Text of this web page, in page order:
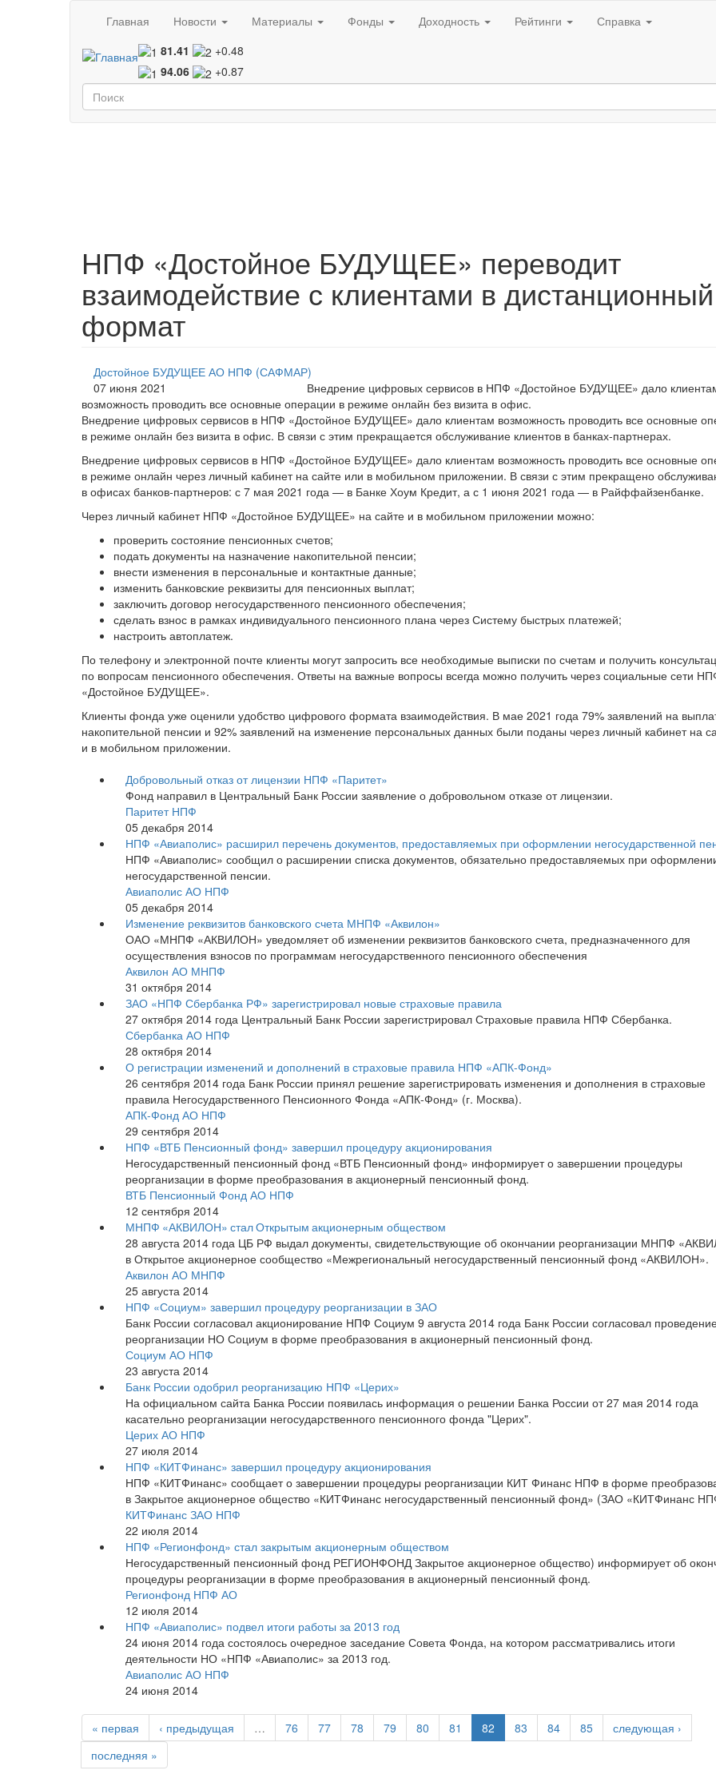
Главная
Новости Материалы Фонды Доходность Рейтинги
Справка
81.41
+0.48
94.06
+0.87
Форма поиска
Поиск
НПФ «Достойное БУДУЩЕЕ» переводит
взаимодействие с клиентами в дистанционный
формат
Достойное БУДУЩЕЕ АО НПФ (САФМАР)
07 июня 2021
Внедрение цифровых сервисов в НПФ «Достойное БУДУЩЕЕ» дало
возможность проводить все основные операции в режиме онлайн без визита в офис.
Внедрение цифровых сервисов в НПФ «Достойное БУДУЩЕЕ» дало клиентам возможность проводить все основные
в режиме онлайн без визита в офис. В связи с этим прекращается обслуживание клиентов в банках-партнерах.
Внедрение цифровых сервисов в НПФ «Достойное БУДУЩЕЕ» дало клиентам возможность проводить все основные
в режиме онлайн через личный кабинет на сайте или в мобильном приложении. В связи с этим прекращено
в офисах банков-партнеров: с 7 мая 2021 года — в Банке Хоум Кредит, а с 1 июня 2021 года — в Райффайзенбанке.
Через личный кабинет НПФ «Достойное БУДУЩЕЕ» на сайте и в мобильном приложении можно:
проверить состояние пенсионных счетов;
подать документы на назначение накопительной пенсии;
внести изменения в персональные и контактные данные;
изменить банковские реквизиты для пенсионных выплат;
заключить договор негосударственного пенсионного обеспечения;
сделать взнос в рамках индивидуального пенсионного плана через Систему быстрых платежей;
настроить автоплатеж.
По телефону и электронной почте клиенты могут запросить все необходимые выписки по счетам и получить
по вопросам пенсионного обеспечения. Ответы на важные вопросы всегда можно получить через социальные сети
«Достойное БУДУЩЕЕ».
Клиенты фонда уже оценили удобство цифрового формата взаимодействия. В мае 2021 года 79% заявлений на
накопительной пенсии и 92% заявлений на изменение персональных данных были поданы через личный кабинет на
и в мобильном приложении.
Добровольный отказ от лицензии НПФ «Паритет»
Фонд направил в Центральный Банк России заявление о добровольном отказе от лицензии.
Паритет НПФ
05 декабря 2014
НПФ «Авиаполис» расширил перечень документов, предоставляемых при оформлении негосударственной
НПФ «Авиаполис» сообщил о расширении списка документов, обязательно предоставляемых при
негосударственной пенсии.
Авиаполис АО НПФ
05 декабря 2014
Изменение реквизитов банковского счета МНПФ «Аквилон»
ОАО «МНПФ «АКВИЛОН» уведомляет об изменении реквизитов банковского счета, предназначенного для
осуществления взносов по программам негосударственного пенсионного обеспечения
Аквилон АО МНПФ
31 октября 2014
ЗАО «НПФ Сбербанка РФ» зарегистрировал новые страховые правила
27 октября 2014 года Центральный Банк России зарегистрировал Страховые правила НПФ Сбербанка.
Сбербанка АО НПФ
28 октября 2014
О регистрации изменений и дополнений в страховые правила НПФ «АПК-Фонд»
26 сентября 2014 года Банк России принял решение зарегистрировать изменения и дополнения в страховые
правила Негосударственного Пенсионного Фонда «АПК-Фонд» (г. Москва).
АПК-Фонд АО НПФ
29 сентября 2014
НПФ «ВТБ Пенсионный фонд» завершил процедуру акционирования
Негосударственный пенсионный фонд «ВТБ Пенсионный фонд» информирует о завершении процедуры
реорганизации в форме преобразования в акционерный пенсионный фонд.
ВТБ Пенсионный Фонд АО НПФ
12 сентября 2014
МНПФ «АКВИЛОН» стал Открытым акционерным обществом
28 августа 2014 года ЦБ РФ выдал документы, свидетельствующие об окончании реорганизации МНПФ
в Открытое акционерное сообщество «Межрегиональный негосударственный пенсионный фонд «АКВИЛОН».
Аквилон АО МНПФ
25 августа 2014
НПФ «Социум» завершил процедуру реорганизации в ЗАО
Банк России согласовал акционирование НПФ Социум 9 августа 2014 года Банк России согласовал
реорганизации НО Социум в форме преобразования в акционерный пенсионный фонд.
Социум АО НПФ
23 августа 2014
Банк России одобрил реорганизацию НПФ «Церих»
На официальном сайта Банка России появилась информация о решении Банка России от 27 мая 2014 года
касательно реорганизации негосударственного пенсионного фонда "Церих".
Церих АО НПФ
27 июля 2014
НПФ «КИТФинанс» завершил процедуру акционирования
НПФ «КИТФинанс» сообщает о завершении процедуры реорганизации КИТ Финанс НПФ в форме
в Закрытое акционерное общество «КИТФинанс негосударственный пенсионный фонд» (ЗАО «КИТФинанс
КИТФинанс ЗАО НПФ
22 июля 2014
НПФ «Регионфонд» стал закрытым акционерным обществом
Негосударственный пенсионный фонд РЕГИОНФОНД Закрытое акционерное общество) информирует об
процедуры реорганизации в форме преобразования в акционерный пенсионный фонд.
Регионфонд НПФ АО
12 июля 2014
НПФ «Авиаполис» подвел итоги работы за 2013 год
24 июня 2014 года состоялось очередное заседание Совета Фонда, на котором рассматривались итоги
деятельности НО «НПФ «Авиаполис» за 2013 год.
Авиаполис АО НПФ
24 июня 2014
« первая ‹ предыдущая … 76 77 78 79 80 81 82 83 84 85
следующая ›
последняя »